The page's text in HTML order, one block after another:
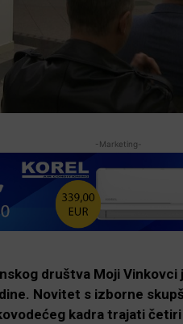
-Marketing-
društva Moji Vinkovci
Novitet s izborne
kadra trajati